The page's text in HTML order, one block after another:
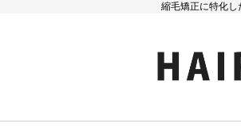
縮毛矯正に特化し